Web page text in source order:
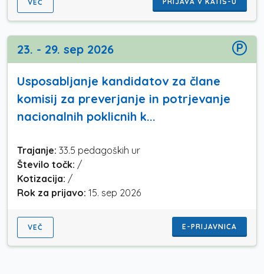
VEČ
23. - 29. sep 2026 P
Usposabljanje kandidatov za člane
komisij za preverjanje in potrjevanje
nacionalnih poklicnih k...
Trajanje: 33.5 pedagoških ur
Število točk: /
Kotizacija: /
Rok za prijavo: 15. sep 2026
VEČ E-PRIJAVNICA